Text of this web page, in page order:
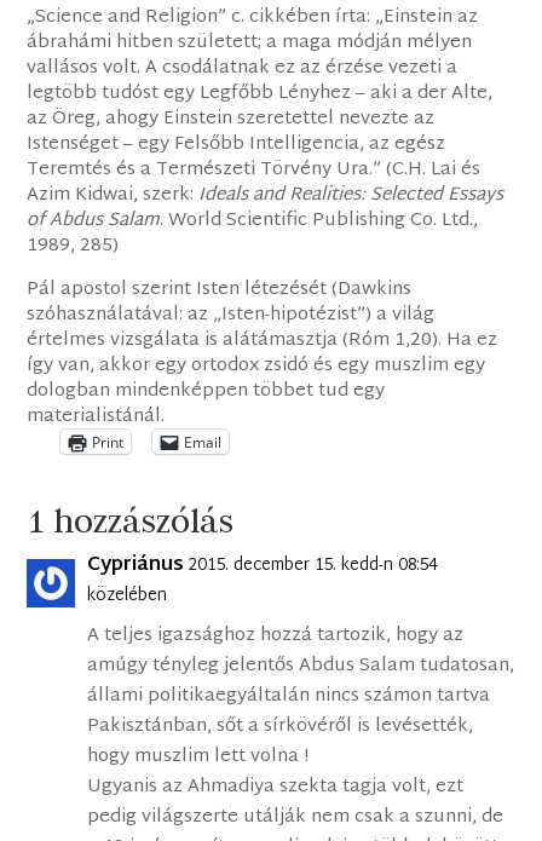
„Science and Religion” c. cikkében írta: „Einstein az
ábrahámi hitben született; a maga módján mélyen
vallásos volt. A csodálatnak ez az érzése vezeti a
legtöbb tudóst egy Legfőbb Lényhez – aki a der Alte,
az Öreg, ahogy Einstein szeretettel nevezte az
Istenséget – egy Felsőbb Intelligencia, az egész
Teremtés és a Természeti Törvény Ura.” (C.H. Lai és
Azim Kidwai, szerk: Ideals and Realities: Selected Essays
of Abdus Salam. World Scientific Publishing Co. Ltd.,
1989, 285)
Pál apostol szerint Isten létezését (Dawkins
szóhasználatával: az „Isten-hipotézist”) a világ
értelmes vizsgálata is alátámasztja (Róm 1,20). Ha ez
így van, akkor egy ortodox zsidó és egy muszlim egy
dologban mindenképpen többet tud egy
materialistánál.
Print Email
1 hozzászólás
Cypriánus 2015. december 15. kedd-n 08:54
közelében
A teljes igazsághoz hozzá tartozik, hogy az
amúgy tényleg jelentős Abdus Salam tudatosan,
állami politikaegyáltalán nincs számon tartva
Pakisztánban, sőt a sírkövéről is levésették,
hogy muszlim lett volna !
Ugyanis az Ahmadiya szekta tagja volt, ezt
pedig világszerte utálják nem csak a szunni, de